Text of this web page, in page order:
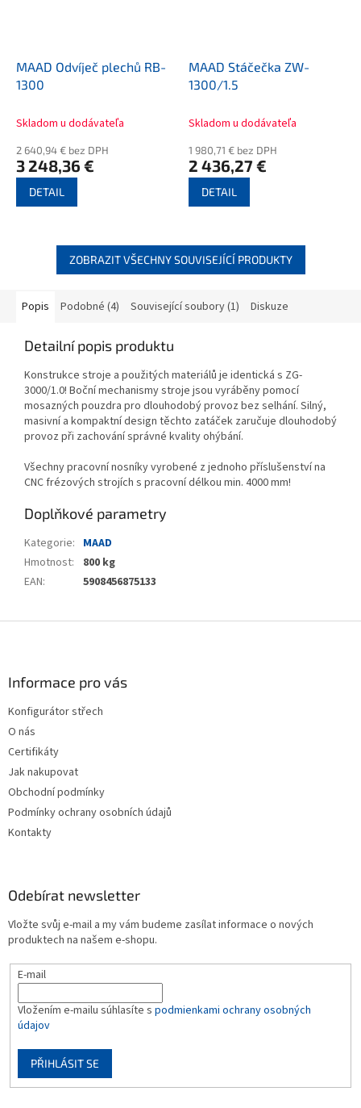
MAAD Odvíječ plechů RB-
1300
Skladom u dodávateľa
2 640,94 € bez DPH
3 248,36 €
DETAIL
MAAD Stáčečka ZW-
1300/1.5
Skladom u dodávateľa
1 980,71 € bez DPH
2 436,27 €
DETAIL
ZOBRAZIT VŠECHNY SOUVISEJÍCÍ PRODUKTY
Popis Podobné (4) Související soubory (1) Diskuze
Detailní popis produktu
Konstrukce stroje a použitých materiálů je identická s ZG-
3000/1.0! Boční mechanismy stroje jsou vyráběny pomocí
mosazných pouzdra pro dlouhodobý provoz bez selhání. Silný,
masivní a kompaktní design těchto zatáček zaručuje dlouhodobý
provoz při zachování správné kvality ohýbání.
Všechny pracovní nosníky vyrobené z jednoho příslušenství na
CNC frézových strojích s pracovní délkou min. 4000 mm!
Doplňkové parametry
Kategorie: MAAD
Hmotnost:
800 kg
EAN: 5908456875133
Informace pro vás
Konfigurátor střech
O nás
Certifikáty
Jak nakupovat
Obchodní podmínky
Podmínky ochrany osobních údajů
Kontakty
Odebírat newsletter
Vložte svůj e-mail a my vám budeme zasílat informace o nových
produktech na našem e-shopu.
E-mail
Vložením e-mailu súhlasíte s podmienkami ochrany osobných
údajov
PŘIHLÁSIT SE